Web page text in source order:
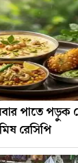
পাতে পড়ুক
রেসিপি